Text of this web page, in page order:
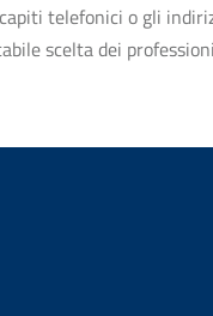
telefonici o gli
scelta dei